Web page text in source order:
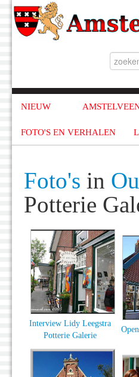
NIEUW
FOTO'S EN VERHALEN
Foto's in
Potterie
Interview Lidy Leegstra
Potterie Galerie